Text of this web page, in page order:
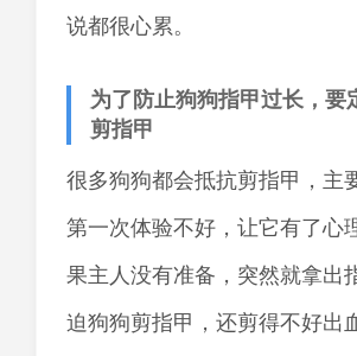
说都很心累。
为了防止狗狗指甲过长，要
剪指甲
很多狗狗都会抵抗剪指甲，主
第一次体验不好，让它有了心
果主人没有准备，突然就拿出
迫狗狗剪指甲，还剪得不好出